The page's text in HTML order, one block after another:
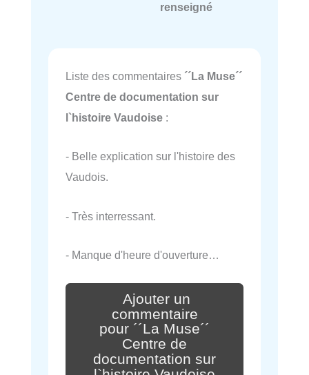
renseigné
Liste des commentaires ´´La Muse´´
Centre de documentation sur
l`histoire Vaudoise :
- Belle explication sur l'histoire des
Vaudois.
- Très interressant.
- Manque d'heure d'ouverture…
Ajouter un
commentaire
pour ´´La Muse´´
Centre de
documentation sur